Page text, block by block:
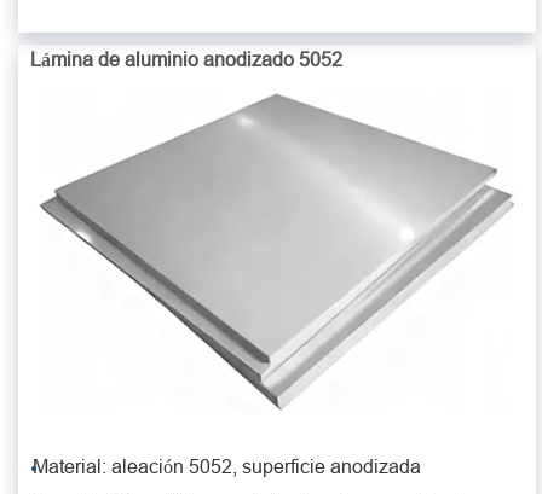
Lámina de aluminio anodizado 5052
Material: aleación 5052, superficie anodizada